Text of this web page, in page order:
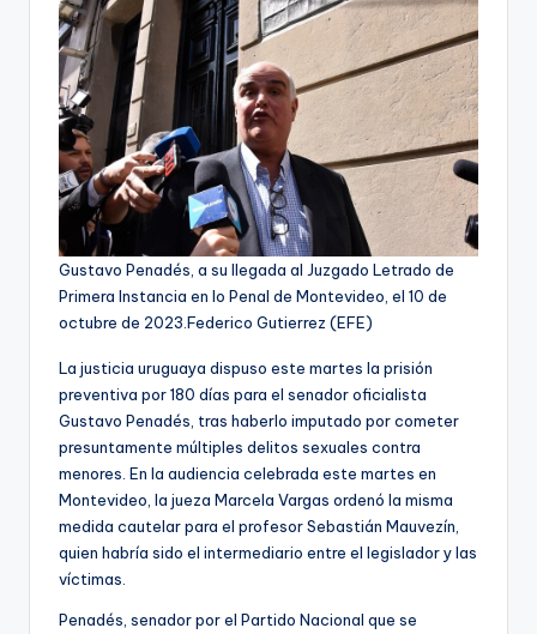
Gustavo Penadés, a su llegada al Juzgado Letrado de
Primera Instancia en lo Penal de Montevideo, el 10 de
octubre de 2023. Federico Gutierrez (EFE)
La justicia uruguaya dispuso este martes la prisión
preventiva por 180 días para el senador oficialista
Gustavo Penadés, tras haberlo imputado por cometer
presuntamente múltiples delitos sexuales contra
menores. En la audiencia celebrada este martes en
Montevideo, la jueza Marcela Vargas ordenó la misma
medida cautelar para el profesor Sebastián Mauvezín,
quien habría sido el intermediario entre el legislador y las
víctimas.
Penadés, senador por el Partido Nacional que se